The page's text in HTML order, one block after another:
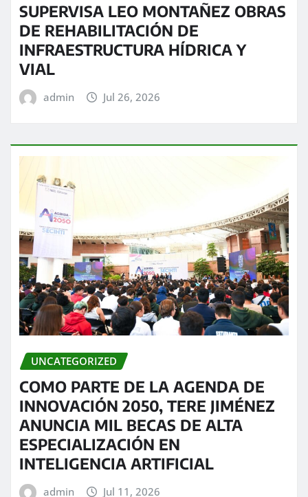
SUPERVISA LEO MONTAÑEZ OBRAS
DE REHABILITACIÓN DE
INFRAESTRUCTURA HÍDRICA Y
VIAL
admin Jul 26, 2026
UNCATEGORIZED
COMO PARTE DE LA AGENDA DE
INNOVACIÓN 2050, TERE JIMÉNEZ
ANUNCIA MIL BECAS DE ALTA
ESPECIALIZACIÓN EN
INTELIGENCIA ARTIFICIAL
admin Jul 11, 2026